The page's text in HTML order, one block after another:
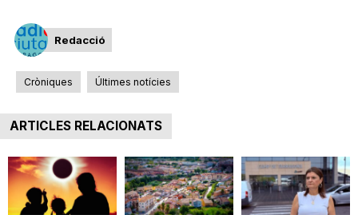
Redacció
Cròniques Últimes notícies
ARTICLES RELACIONATS